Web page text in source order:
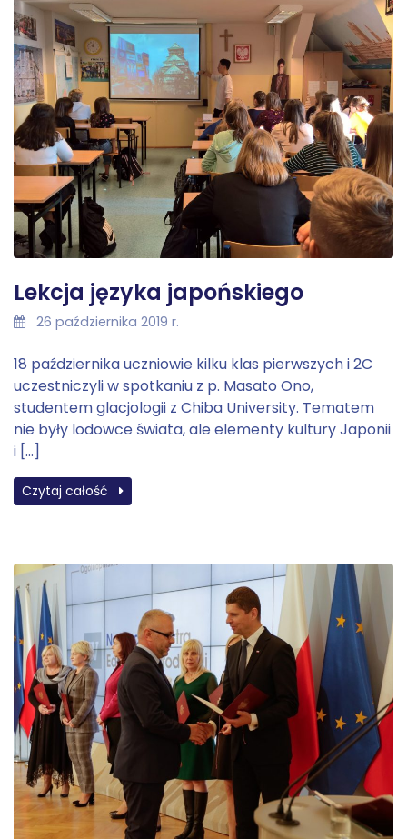
Lekcja języka japońskiego
26 października 2019 r.
18 października uczniowie kilku klas pierwszych i 2C
uczestniczyli w spotkaniu z p. Masato Ono,
studentem glacjologii z Chiba University. Tematem
nie były lodowce świata, ale elementy kultury Japonii
i […]
Czytaj całość